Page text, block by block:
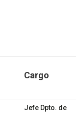
Cargo
Jefe Dpto. de